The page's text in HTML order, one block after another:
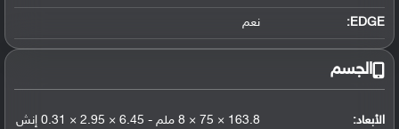
EDGE: نعم
الجسم
الأبعاد: 163.8 × 75 × 8 ملم - 6.45 × 2.95 × 0.31 إنش